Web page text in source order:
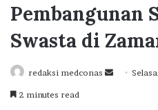
Pembangunan
Swasta di
redaksi medconas
Send
2 minutes read